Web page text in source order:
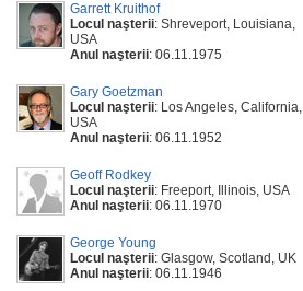
Garrett Kruithof
Locul naşterii: Shreveport, Louisiana,
USA
Anul naşterii: 06.11.1975
Gary Goetzman
Locul naşterii: Los Angeles, California,
USA
Anul naşterii: 06.11.1952
Geoff Rodkey
Locul naşterii: Freeport, Illinois, USA
Anul naşterii: 06.11.1970
George Young
Locul naşterii: Glasgow, Scotland, UK
Anul naşterii: 06.11.1946